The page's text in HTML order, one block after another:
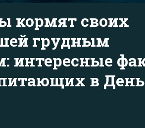
кормят своих
грудным
интересные
в День